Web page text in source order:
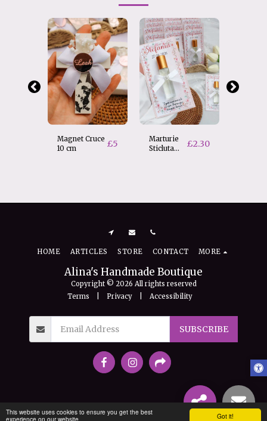
Got it!
This website uses cookies to ensure you get the best
experience on our website
Magnet Cruce
10 cm
£5
Marturie
Sticluta
£2.30
Alina's Handmade Boutique
Copyright © 2026 All rights reserved
Terms
Privacy Accessibility
HOME ARTICLES STORE CONTACT MORE
SUBSCRIBE